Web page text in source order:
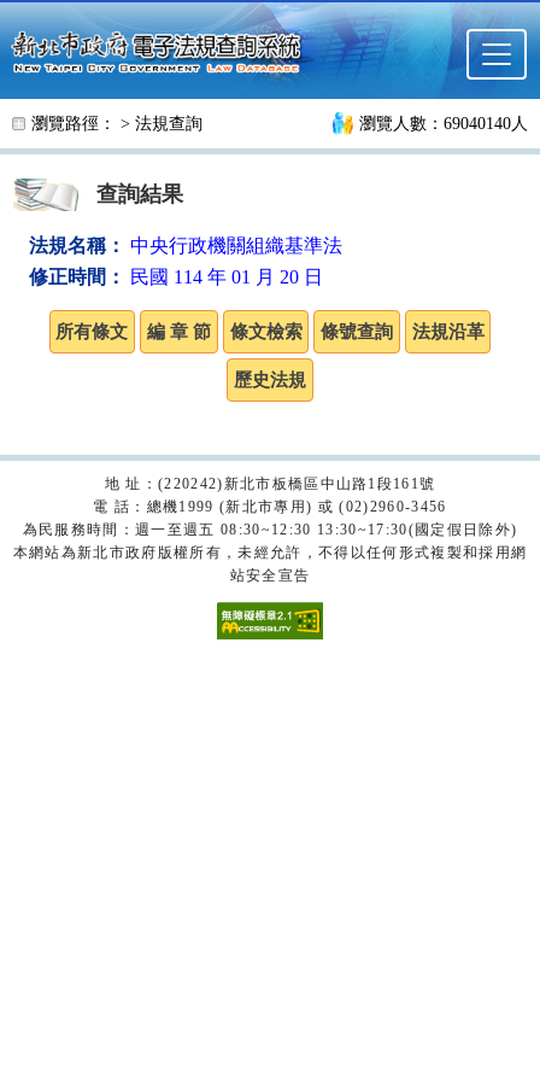
跳至主要內容
瀏覽路徑： > 法規查詢 瀏覽人數：69040140人
查詢結果
法規名稱： 中央行政機關組織基準法
修正時間：
民國 114 年 01 月 20 日
地 址：(220242)新北市板橋區中山路1段161號
電 話：總機1999 (新北市專用) 或 (02)2960-3456
為民服務時間：週一至週五 08:30~12:30 13:30~17:30(國定假日除外)
本網站為新北市政府版權所有，未經允許，不得以任何形式複製和採用網
站安全宣告